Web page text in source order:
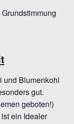
und Blumenkohl
gut.
geboten!)
ein Idealer